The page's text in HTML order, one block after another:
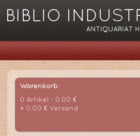
Warenkorb
0 Artikel - 0,00 €
+ 0,00 € Versand